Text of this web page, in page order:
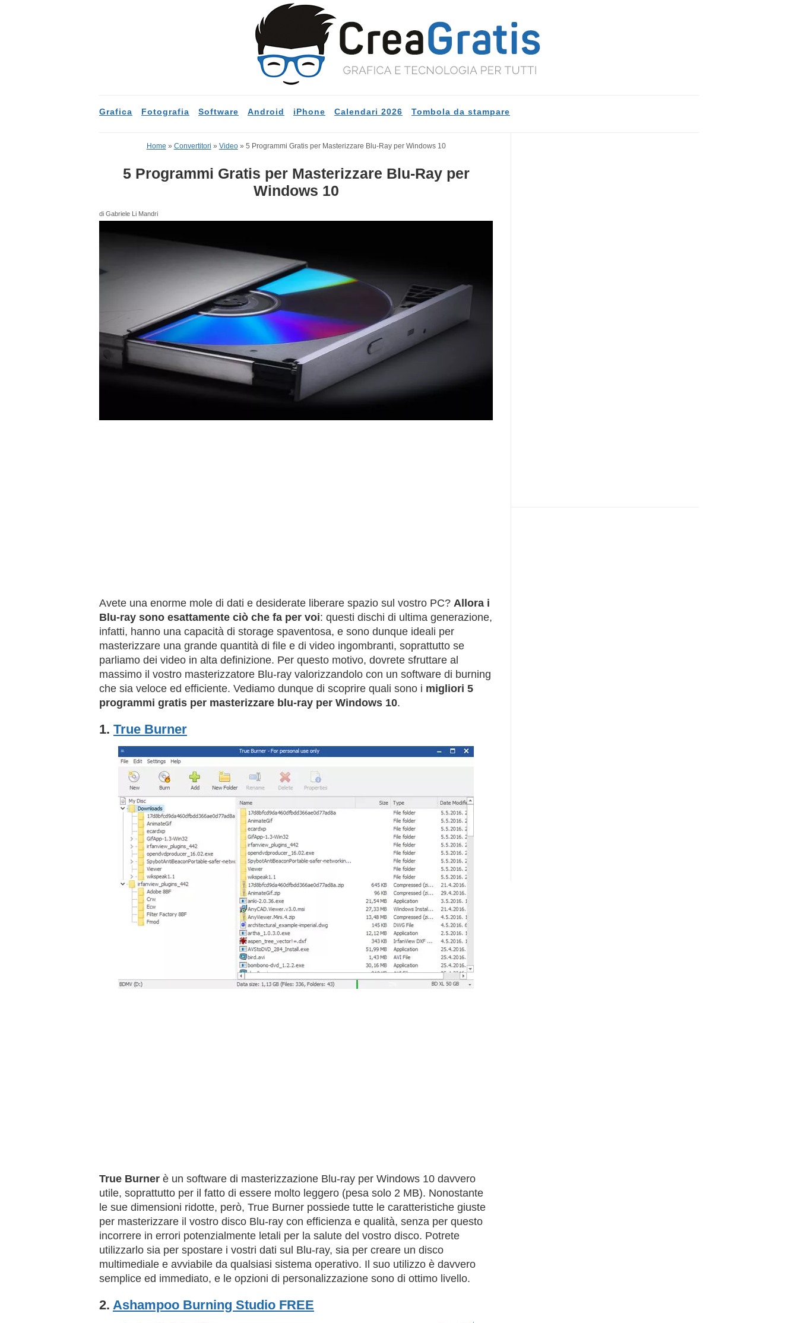
Grafica Fotografia Software Android iPhone Calendari 2026 Tombola da stampare
Home » Convertitori » Video» 5 Programmi Gratis per Masterizzare Blu-Ray per Windows 10
5 Programmi Gratis per Masterizzare Blu-Ray per
Windows 10
di Gabriele Li Mandri
Avete una enorme mole di dati e desiderate liberare spazio sul vostro PC? Allora i
Blu-ray sono esattamente ciò che fa per voi: questi dischi di ultima generazione,
infatti, hanno una capacità di storage spaventosa, e sono dunque ideali per
masterizzare una grande quantità di file e di video ingombranti, soprattutto se
parliamo dei video in alta definizione. Per questo motivo, dovrete sfruttare al
massimo il vostro masterizzatore Blu-ray valorizzandolo con un software di burning
che sia veloce ed efficiente. Vediamo dunque di scoprire quali sono i migliori 5
programmi gratis per masterizzare blu-ray per Windows 10.
1. True Burner
True Burner è un software di masterizzazione Blu-ray per Windows 10 davvero
utile, soprattutto per il fatto di essere molto leggero (pesa solo 2 MB). Nonostante
le sue dimensioni ridotte, però, True Burner possiede tutte le caratteristiche giuste
per masterizzare il vostro disco Blu-ray con efficienza e qualità, senza per questo
incorrere in errori potenzialmente letali per la salute del vostro disco. Potrete
utilizzarlo sia per spostare i vostri dati sul Blu-ray, sia per creare un disco
multimediale e avviabile da qualsiasi sistema operativo. Il suo utilizzo è davvero
semplice ed immediato, e le opzioni di personalizzazione sono di ottimo livello.
2. Ashampoo Burning Studio FREE